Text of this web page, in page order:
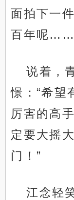
面拍下一
百年呢
说着，
憬：“希望
厉害的高
定要大摇
门！”
江念轻